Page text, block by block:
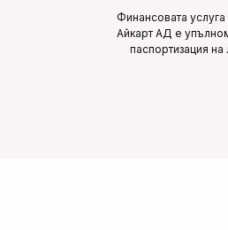
Финансовата
Айкарт АД е
паспортизация